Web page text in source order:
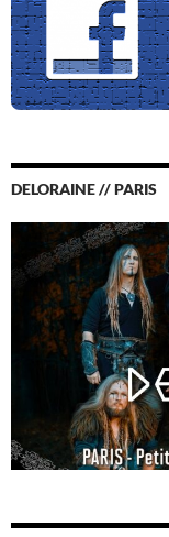
DELORAINE // PARIS